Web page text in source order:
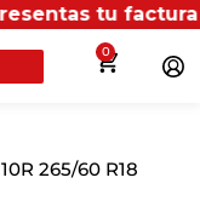
tu factura
0
265/60 R18